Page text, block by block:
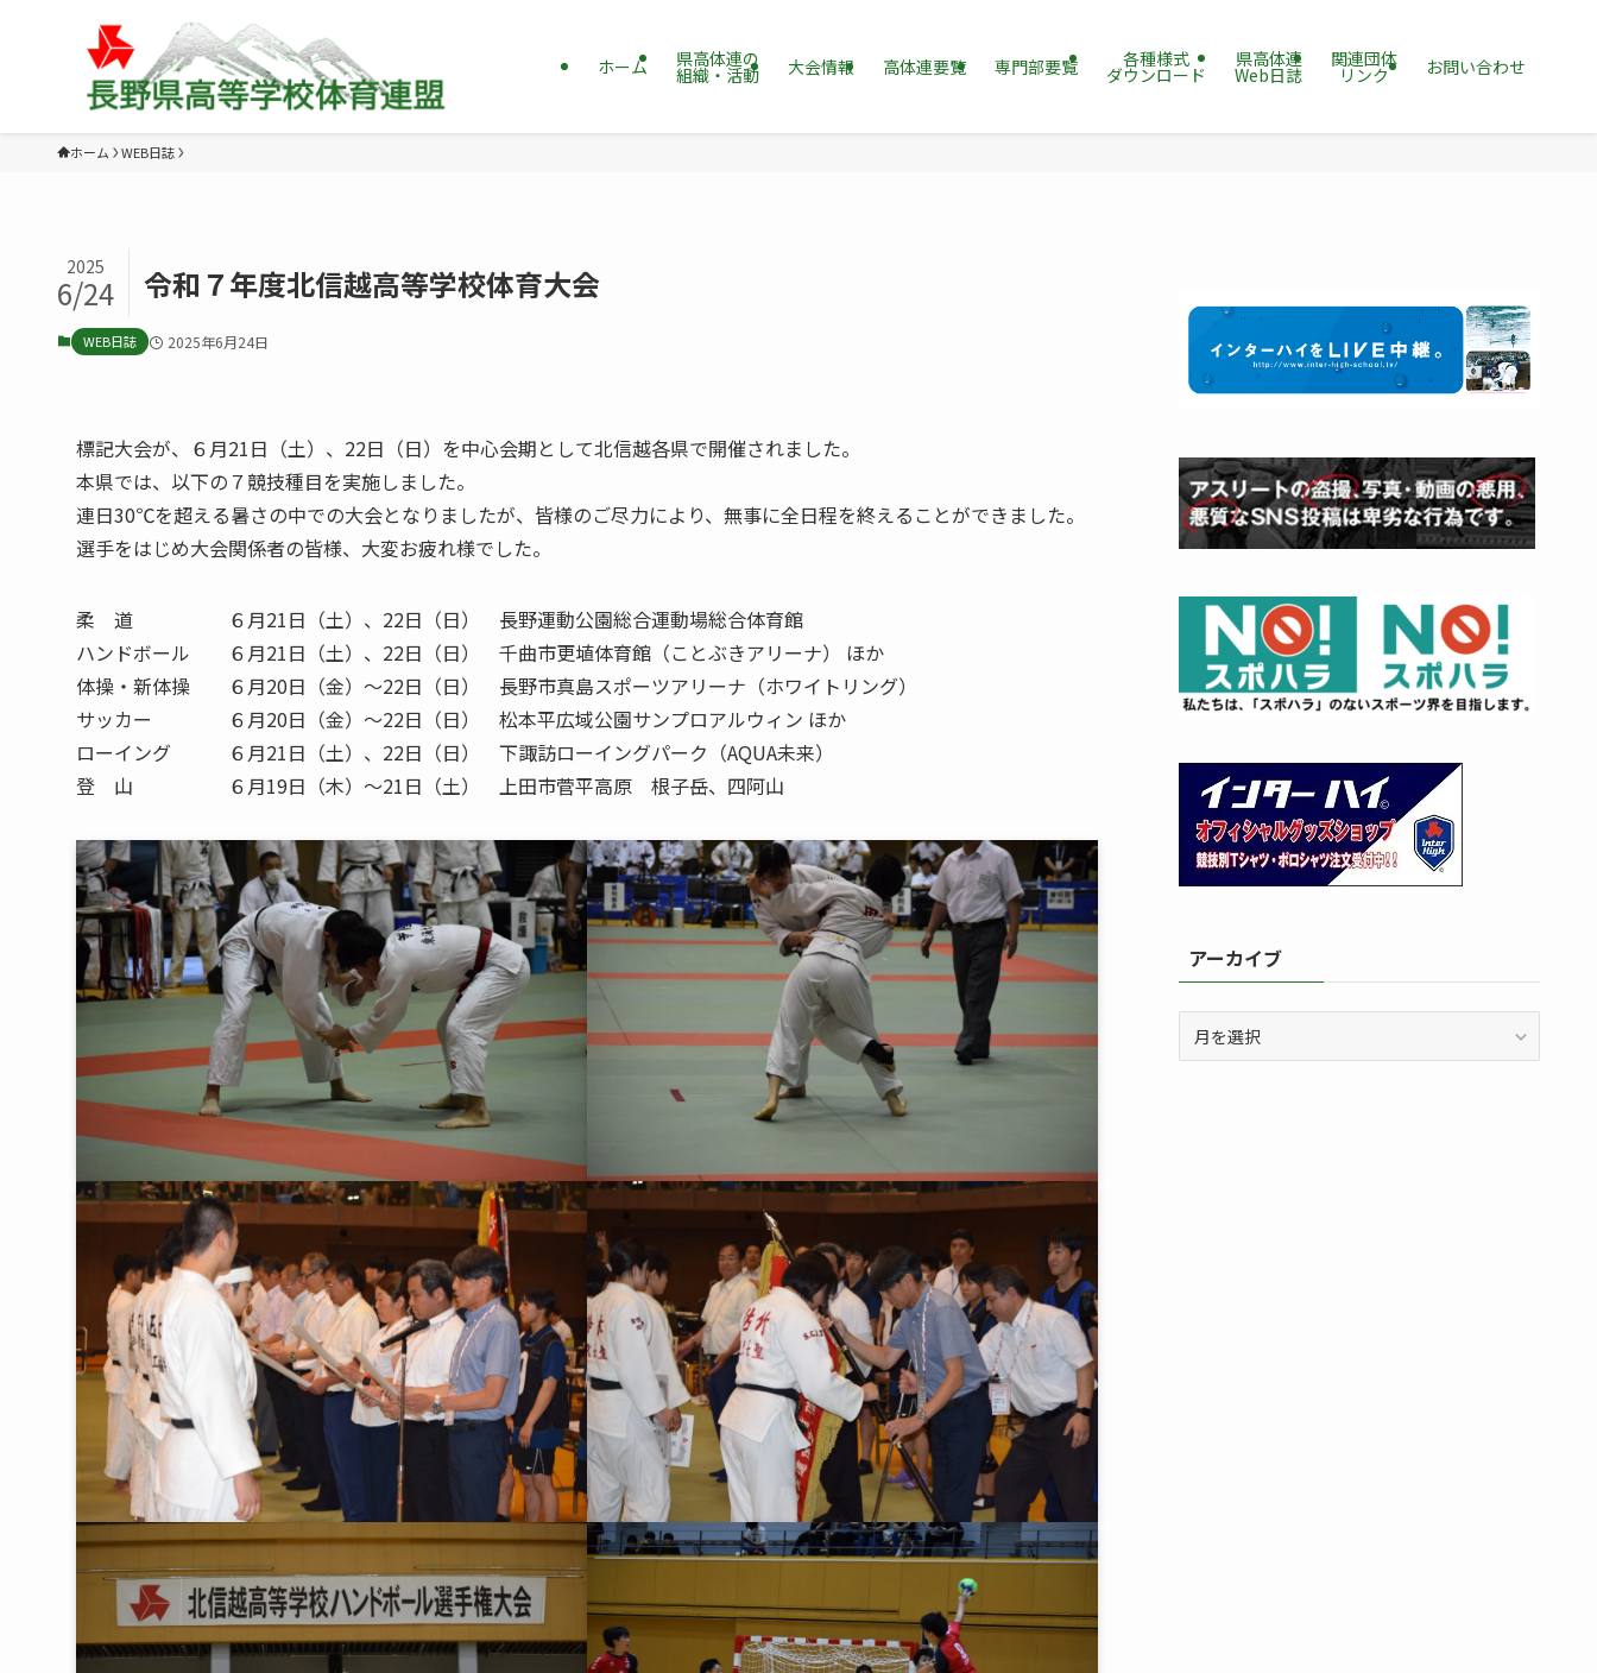
ホーム 県高体連の
組織・活動 大会情報 高体連要覧 専門部要覧 各種様式
ダウンロード
県高体連
Web日誌
関連団体
リンク お問い合わせ
ホーム WEB日誌
令和７年度北信越高等学校体育大会
2025
6/24
WEB日誌 2025年6月24日
標記大会が、６月21日（土）、22日（日）を中心会期として北信越各県で開催されました。
本県では、以下の７競技種目を実施しました。
連日30℃を超える暑さの中での大会となりましたが、皆様のご尽力により、無事に全日程を終えることができました。
選手をはじめ大会関係者の皆様、大変お疲れ様でした。
柔 道 ６月21日（土）、22日（日） 長野運動公園総合運動場総合体育館
ハンドボール ６月21日（土）、22日（日） 千曲市更埴体育館（ことぶきアリーナ） ほか
体操・新体操 ６月20日（金）～22日（日） 長野市真島スポーツアリーナ（ホワイトリング）
サッカー ６月20日（金）～22日（日） 松本平広域公園サンプロアルウィン ほか
ローイング ６月21日（土）、22日（日） 下諏訪ローイングパーク（AQUA未来）
登 山 ６月19日（木）～21日（土） 上田市菅平高原 根子岳、四阿山
アーカイブ